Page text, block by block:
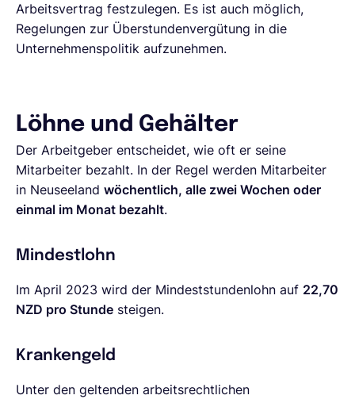
Arbeitsvertrag festzulegen. Es ist auch möglich,
Regelungen zur Überstundenvergütung in die
Unternehmenspolitik aufzunehmen.
Löhne und Gehälter
Der Arbeitgeber entscheidet, wie oft er seine
Mitarbeiter bezahlt. In der Regel werden Mitarbeiter
in Neuseeland wöchentlich, alle zwei Wochen oder
einmal im Monat bezahlt.
Mindestlohn
Im April 2023 wird der Mindeststundenlohn auf 22,70
NZD pro Stunde steigen.
Krankengeld
Unter den geltenden arbeitsrechtlichen